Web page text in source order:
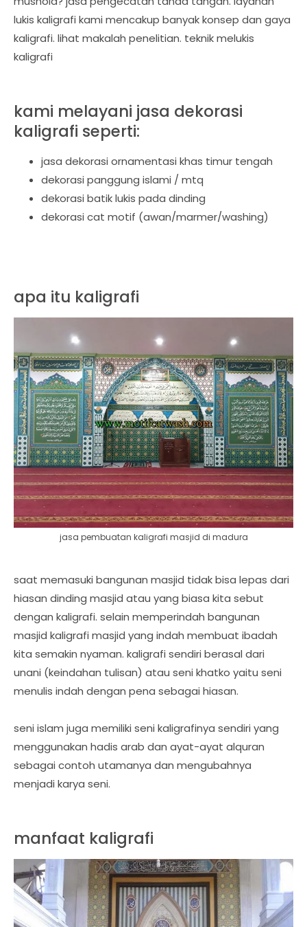
lukis kaligrafi kami mencakup banyak konsep dan gaya
kaligrafi. lihat makalah penelitian. teknik melukis
kaligrafi
kami melayani jasa dekorasi
kaligrafi seperti:
jasa dekorasi ornamentasi khas timur tengah
dekorasi panggung islami / mtq
dekorasi batik lukis pada dinding
dekorasi cat motif (awan/marmer/washing)
apa itu kaligrafi
jasa pembuatan kaligrafi masjid di madura
saat memasuki bangunan masjid tidak bisa lepas dari
hiasan dinding masjid atau yang biasa kita sebut
dengan kaligrafi. selain memperindah bangunan
masjid kaligrafi masjid yang indah membuat ibadah
kita semakin nyaman. kaligrafi sendiri berasal dari
unani (keindahan tulisan) atau seni khatko yaitu seni
menulis indah dengan pena sebagai hiasan.
seni islam juga memiliki seni kaligrafinya sendiri yang
menggunakan hadis arab dan ayat-ayat alquran
sebagai contoh utamanya dan mengubahnya
menjadi karya seni.
manfaat kaligrafi